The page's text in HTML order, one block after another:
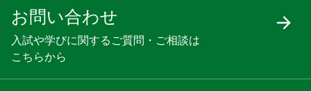
お問い合わせ
入試や学びに関するご質問・ご相談は
こちらから